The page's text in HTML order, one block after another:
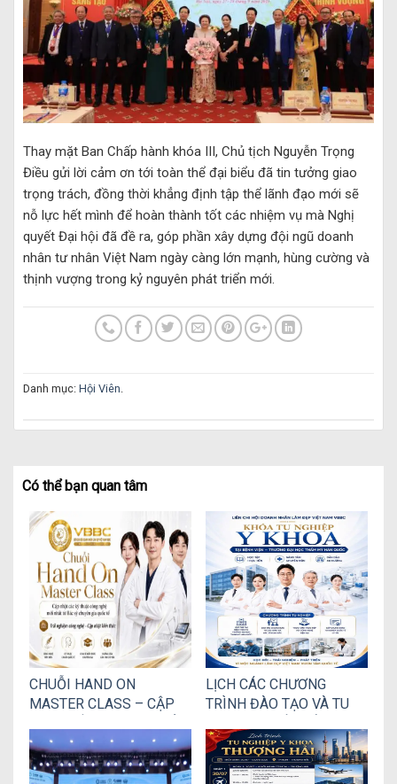
Thay mặt Ban Chấp hành khóa III, Chủ tịch Nguyễn Trọng
Điều gửi lời cảm ơn tới toàn thể đại biểu đã tin tưởng giao
trọng trách, đồng thời khẳng định tập thể lãnh đạo mới sẽ
nỗ lực hết mình để hoàn thành tốt các nhiệm vụ mà Nghị
quyết Đại hội đã đề ra, góp phần xây dựng đội ngũ doanh
nhân tư nhân Việt Nam ngày càng lớn mạnh, hùng cường và
thịnh vượng trong kỷ nguyên phát triển mới.
Danh mục: Hội Viên
Có thể bạn quan tâm
CHUỖI HAND ON
MASTER CLASS – CẬP
MỸ QUỐC TẾ
LỊCH CÁC CHƯƠNG
TRÌNH ĐÀO TẠO VÀ TU
CHO THÀNH VIÊN VBBC